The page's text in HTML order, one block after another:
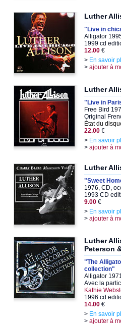
Luther
"Live in
Alligator
1999 cd
12.00 €
> En savoir
> ajouter à
Luther
"Live in
Free Bird
Original
État du
22.00 €
> En savoir
> ajouter à
Luther
"Sweet
1976, CD,
1993 CD
9.00 €
> En savoir
> ajouter à
Luther
Peterson
"The
collection"
Alligator
Avec la
Kathie
1996 cd
14.00 €
> En savoir
> ajouter à